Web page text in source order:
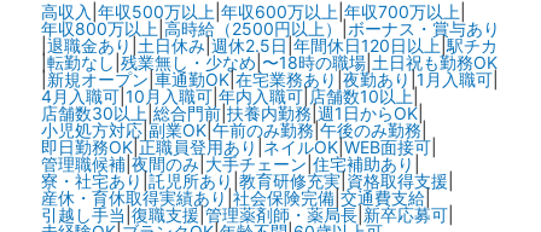
高収入 年収500万以上 年収600万以上 年収700万以上
年収800万以上 高時給（2500円以上）| ボーナス・賞与あり
退職金あり 土日休み| 週休2.5日 年間休日120日以上 駅チカ
|転勤なし 残業無し・少なめ 〜18時の職場| 土日祝も勤務OK
|新規オープン 車通勤OK|在宅業務あり 夜勤あり 1月入職可|
4月入職可| 10月入職可| 年内入職可| 店舗数10以上|
店舗数30以上 総合門前| 扶養内勤務 週1日からOK|
小児処方対応| 副業OK| 午前のみ勤務| 午後のみ勤務|
即日勤務OK| 正職員登用あり ネイルOK| WEB面接可|
管理職候補| 夜間のみ| 大手チェーン 住宅補助あり
寮・社宅あり 託児所あり 教育研修充実| 資格取得支援
産休・育休取得実績あり 社会保険完備| 交通費支給|
引越し手当 復職支援 |管理薬剤師・薬局長| 新卒応募可|